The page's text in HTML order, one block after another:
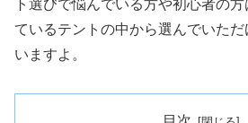
ト選びで悩んでいる方や初心者の
ているテントの中から選んでいた
いますよ。